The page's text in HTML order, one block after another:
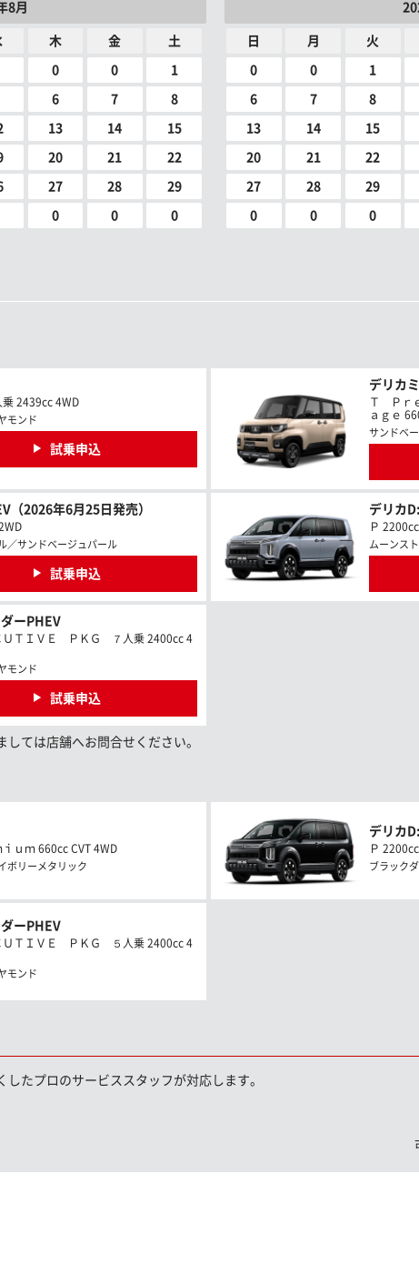
8月
木 金 土
0 0 1
6 7 8
13 14 15
20 21 22
27 28 29
0 0 0
日 月 火
0 0 1
6 7 8
13 14 15
20 21 22
27 28 29
0 0 0
2439cc 4WD
モンド
試乗申込
デリカ
Ｔ Ｐｒ
ａｇｅ
サンドベ
（2026年6月25日発売）
／サンドベージュパール
試乗申込
デリカ
Ｐ
ムーンス
ーPHEV
ＵＴＩＶＥ ＰＫＧ ７人乗 2400cc 4
モンド
試乗申込
ては店舗へお問合せください。
ｕｍ 660cc CVT 4WD
ボリーメタリック
デリカ
Ｐ
ブラック
ーPHEV
ＵＴＩＶＥ ＰＫＧ ５人乗 2400cc 4
モンド
たプロのサービススタッフが対応します。